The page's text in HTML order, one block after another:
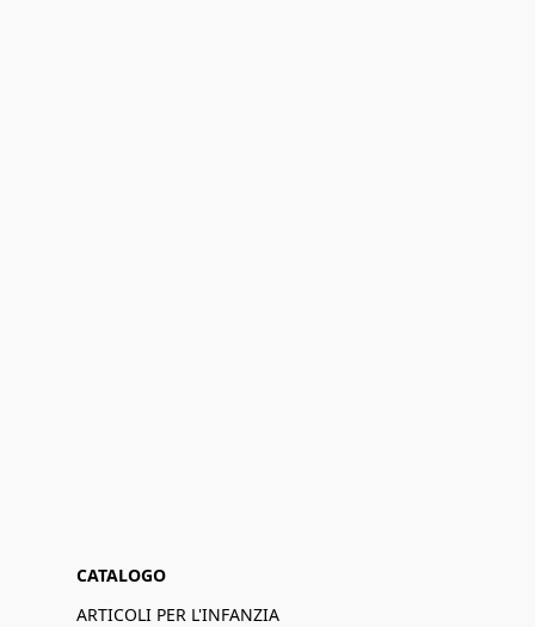
CATALOGO
ARTICOLI PER L'INFANZIA